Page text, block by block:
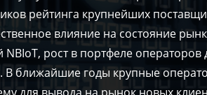
рейтинга крупнейших
влияние на состояние
NBIoT, рост в портфеле
В ближайшие годы крупные